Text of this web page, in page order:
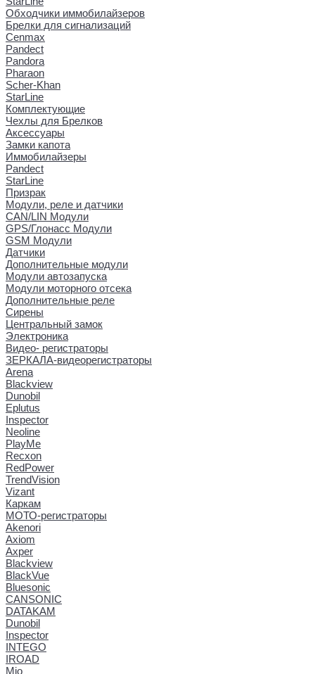
Обходчики иммобилайзеров
Брелки для сигнализаций
Cenmax
Pandect
Pandora
Pharaon
Scher-Khan
StarLine
Комплектующие
Чехлы для Брелков
Аксессуары
Замки капота
Иммобилайзеры
Pandect
StarLine
Призрак
Модули, реле и датчики
CAN/LIN Модули
GPS/Глонасс Модули
GSM Модули
Датчики
Дополнительные модули
Модули автозапуска
Модули моторного отсека
Дополнительные реле
Сирены
Центральный замок
Электроника
Видео- регистраторы
ЗЕРКАЛА-видеорегистраторы
Arena
Blackview
Dunobil
Eplutus
Inspector
Neoline
PlayMe
Recxon
RedPower
TrendVision
Vizant
Каркам
МОТО-регистраторы
Akenori
Axiom
Axper
Blackview
BlackVue
Bluesonic
CANSONIC
DATAKAM
Dunobil
Inspector
INTEGO
IROAD
Mio